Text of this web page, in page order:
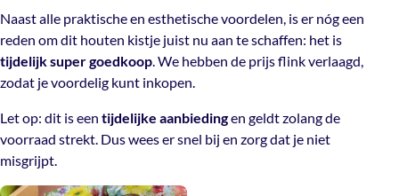
Naast alle praktische en esthetische voordelen, is er nóg een
reden om dit houten kistje juist nu aan te schaffen: het is
tijdelijk super goedkoop. We hebben de prijs flink verlaagd,
zodat je voordelig kunt inkopen.
Let op: dit is een tijdelijke aanbiedingen geldt zolang de
voorraad strekt. Dus wees er snel bij en zorg dat je niet
misgrijpt.